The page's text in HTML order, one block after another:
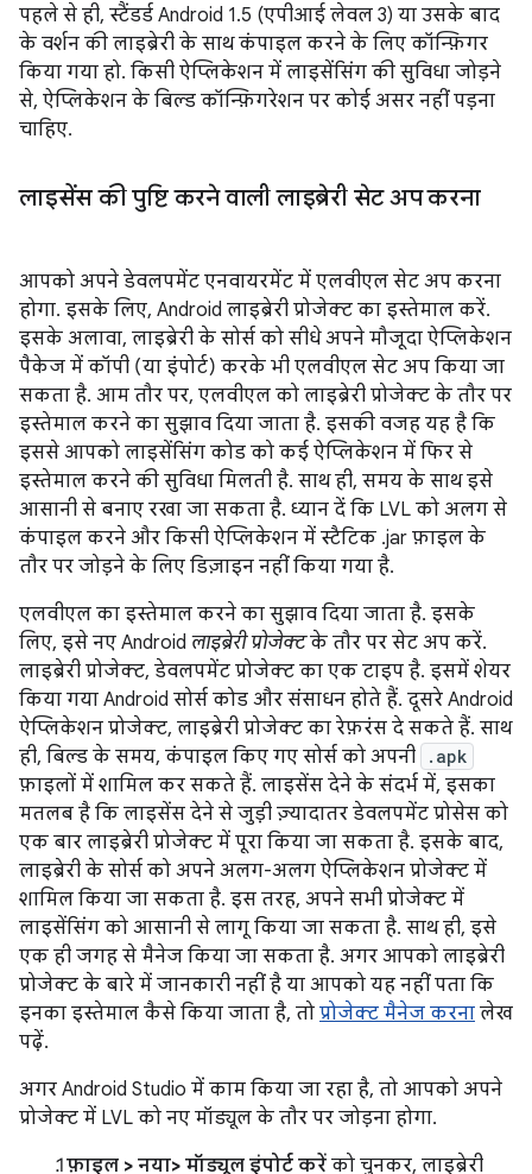
पहले से ही, स्टैंडर्ड Android 1.5 (एपीआई लेवल 3) या उसके बाद
के वर्शन की लाइब्रेरी के साथ कंपाइल करने के लिए कॉन्फ़िगर
किया गया हो. किसी ऐप्लिकेशन में लाइसेंसिंग की सुविधा जोड़ने
से, ऐप्लिकेशन के बिल्ड कॉन्फ़िगरेशन पर कोई असर नहीं पड़ना
चाहिए.
लाइसेंस की पुष्टि करने वाली लाइब्रेरी सेट अप करना
आपको अपने डेवलपमेंट एनवायरमेंट में एलवीएल सेट अप करना
होगा. इसके लिए, Android लाइब्रेरी प्रोजेक्ट का इस्तेमाल करें.
इसके अलावा, लाइब्रेरी के सोर्स को सीधे अपने मौजूदा ऐप्लिकेशन
पैकेज में कॉपी (या इंपोर्ट) करके भी एलवीएल सेट अप किया जा
सकता है. आम तौर पर, एलवीएल को लाइब्रेरी प्रोजेक्ट के तौर पर
इस्तेमाल करने का सुझाव दिया जाता है. इसकी वजह यह है कि
इससे आपको लाइसेंसिंग कोड को कई ऐप्लिकेशन में फिर से
इस्तेमाल करने की सुविधा मिलती है. साथ ही, समय के साथ इसे
आसानी से बनाए रखा जा सकता है. ध्यान दें कि LVL को अलग से
कंपाइल करने और किसी ऐप्लिकेशन में स्टैटिक .jar फ़ाइल के
तौर पर जोड़ने के लिए डिज़ाइन नहीं किया गया है.
एलवीएल का इस्तेमाल करने का सुझाव दिया जाता है. इसके
लिए, इसे नए Android लाइब्रेरी प्रोजेक्टके तौर पर सेट अप करें.
लाइब्रेरी प्रोजेक्ट, डेवलपमेंट प्रोजेक्ट का एक टाइप है. इसमें शेयर
किया गया Android सोर्स कोड और संसाधन होते हैं. दूसरे Android
ऐप्लिकेशन प्रोजेक्ट, लाइब्रेरी प्रोजेक्ट का रेफ़रंस दे सकते हैं. साथ
ही, बिल्ड के समय, कंपाइल किए गए सोर्स को अपनी
.apk
फ़ाइलों में शामिल कर सकते हैं. लाइसेंस देने के संदर्भ में, इसका
मतलब है कि लाइसेंस देने से जुड़ी ज़्यादातर डेवलपमेंट प्रोसेस को
एक बार लाइब्रेरी प्रोजेक्ट में पूरा किया जा सकता है. इसके बाद,
लाइब्रेरी के सोर्स को अपने अलग-अलग ऐप्लिकेशन प्रोजेक्ट में
शामिल किया जा सकता है. इस तरह, अपने सभी प्रोजेक्ट में
लाइसेंसिंग को आसानी से लागू किया जा सकता है. साथ ही, इसे
एक ही जगह से मैनेज किया जा सकता है. अगर आपको लाइब्रेरी
प्रोजेक्ट के बारे में जानकारी नहीं है या आपको यह नहीं पता कि
इनका इस्तेमाल कैसे किया जाता है, तो प्रोजेक्ट मैनेज करना लेख
पढ़ें.
अगर Android Studio में काम किया जा रहा है, तो आपको अपने
प्रोजेक्ट में LVL को नए मॉड्यूल के तौर पर जोड़ना होगा.
फ़ाइल > नया> मॉड्यूल इंपोर्ट करें को चुनकर, लाइब्रेरी